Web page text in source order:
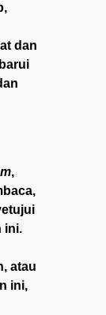
dan
,
ini.
atau
ini,